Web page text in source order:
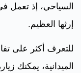
السياحي، إذ تعمل
إرثها العظيم.
للتعرف أكثر على
الميدانية، يمكنك